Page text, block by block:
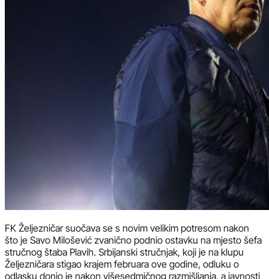
FK Željezničar suočava se s novim velikim potresom nakon
što je Savo Milošević zvanično podnio ostavku na mjesto šefa
stručnog štaba Plavih. Srbijanski stručnjak, koji je na klupu
Željezničara stigao krajem februara ove godine, odluku o
odlasku donio je nakon višesedmičnog razmišljanja, a javnosti